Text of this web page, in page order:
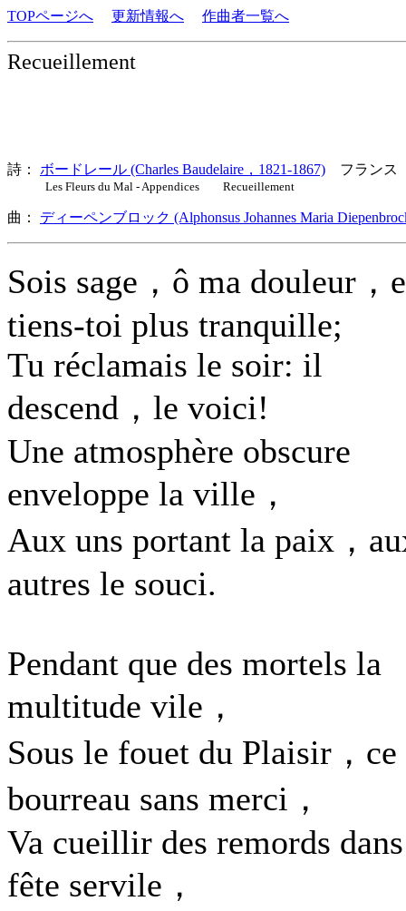
TOPページへ 更新情報へ 作曲者一覧へ
Recueillement
詩： ボードレール (Charles Baudelaire，1821-1867) フランス
Les Fleurs du Mal - Appendices Recueillement
曲： ディーペンブロック (Alphonsus Johannes Maria
Sois sage，ô ma douleur，
tiens-toi plus tranquille;
Tu réclamais le soir: il
descend，le voici!
Une atmosphère obscure
enveloppe la ville，
Aux uns portant la paix，
autres le souci.
Pendant que des mortels la
multitude vile，
Sous le fouet du Plaisir，ce
bourreau sans merci，
Va cueillir des remords
fête servile，